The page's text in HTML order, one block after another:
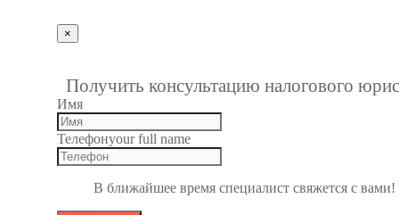
×
Получить консультацию налогового
Имя
Телефонyour full name
В ближайшее время специалист свяжется с вами!